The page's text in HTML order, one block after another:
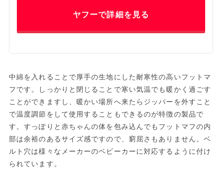
ヤフーで詳細を見る
中綿を入れることで厚手の生地にした耐寒性の高いフットマ
フです。しっかりと閉じることで寒い気温でも暖かく過ごす
ことができますし、暖かい場所へ来たらジッパーを外すこと
で温度調節をして使用することもできるのが特徴の製品で
す。すっぽりと赤ちゃんの体を包み込んでもフットマフの内
部は余裕のあるサイズ感ですので、窮屈さもありません。ベ
ルト穴は様々なメーカーのベビーカーに対応するように付け
られています。